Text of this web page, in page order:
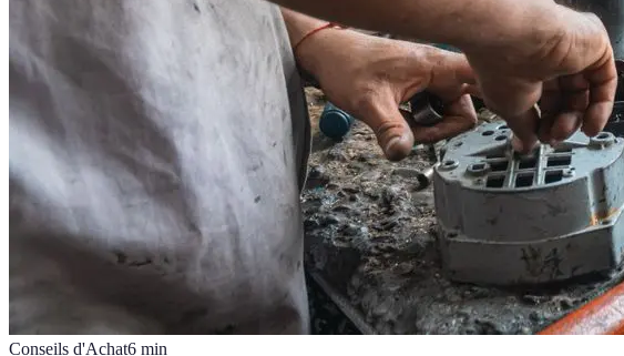
Conseils d'Achat6 min